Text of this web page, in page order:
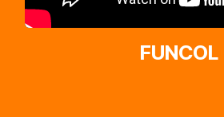
FUNCOL